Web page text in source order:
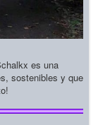
es una
sostenibles y que